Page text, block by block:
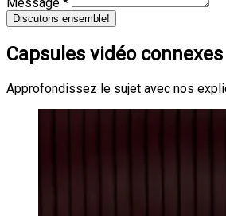
Discutons ensemble!
Capsules vidéo connexes
Approfondissez le sujet avec nos